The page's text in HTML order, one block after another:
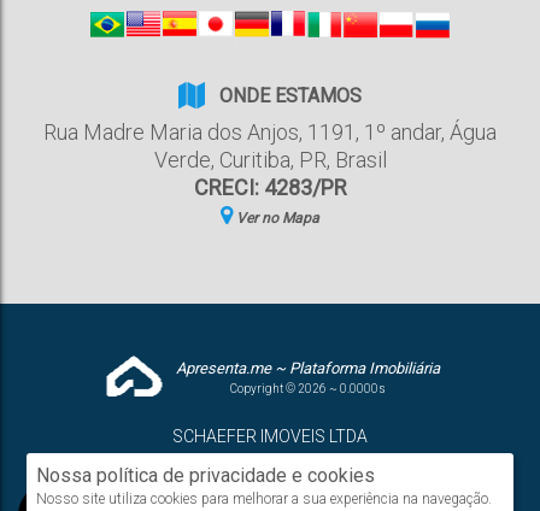
Nossa política de privacidade e cookies
Nosso site utiliza cookies para melhorar a sua experiência na navegação.
ONDE ESTAMOS
Rua Madre Maria dos Anjos, 1191 , 1º andar, Água
Verde, Curitiba, PR, Brasil
CRECI: 4283/PR
Ver no Mapa
Apresenta.me ~ Plataforma Imobiliária
Copyright © 2026 ~ 0.0000s
SCHAEFER IMOVEIS LTDA